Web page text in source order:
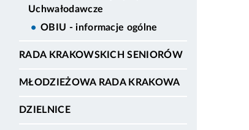
Uchwałodawcze
OBIU - informacje ogólne
RADA KRAKOWSKICH SENIORÓW
MŁODZIEŻOWA RADA KRAKOWA
DZIELNICE